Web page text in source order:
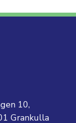
10,
Grankulla